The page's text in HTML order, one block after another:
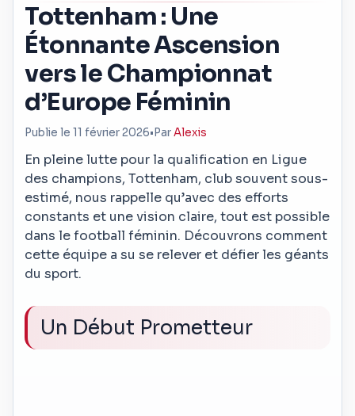
Tottenham : Une
Étonnante Ascension
vers le Championnat
d’Europe Féminin
Publie le 11 février 2026• ParAlexis
En pleine lutte pour la qualification en Ligue
des champions, Tottenham, club souvent sous-
estimé, nous rappelle qu’avec des efforts
constants et une vision claire, tout est possible
dans le football féminin. Découvrons comment
cette équipe a su se relever et défier les géants
du sport.
Un Début Prometteur